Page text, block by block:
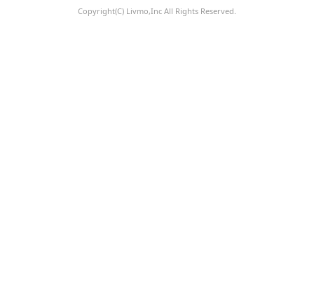
Copyright(C) Livmo,Inc All Rights Reserved.